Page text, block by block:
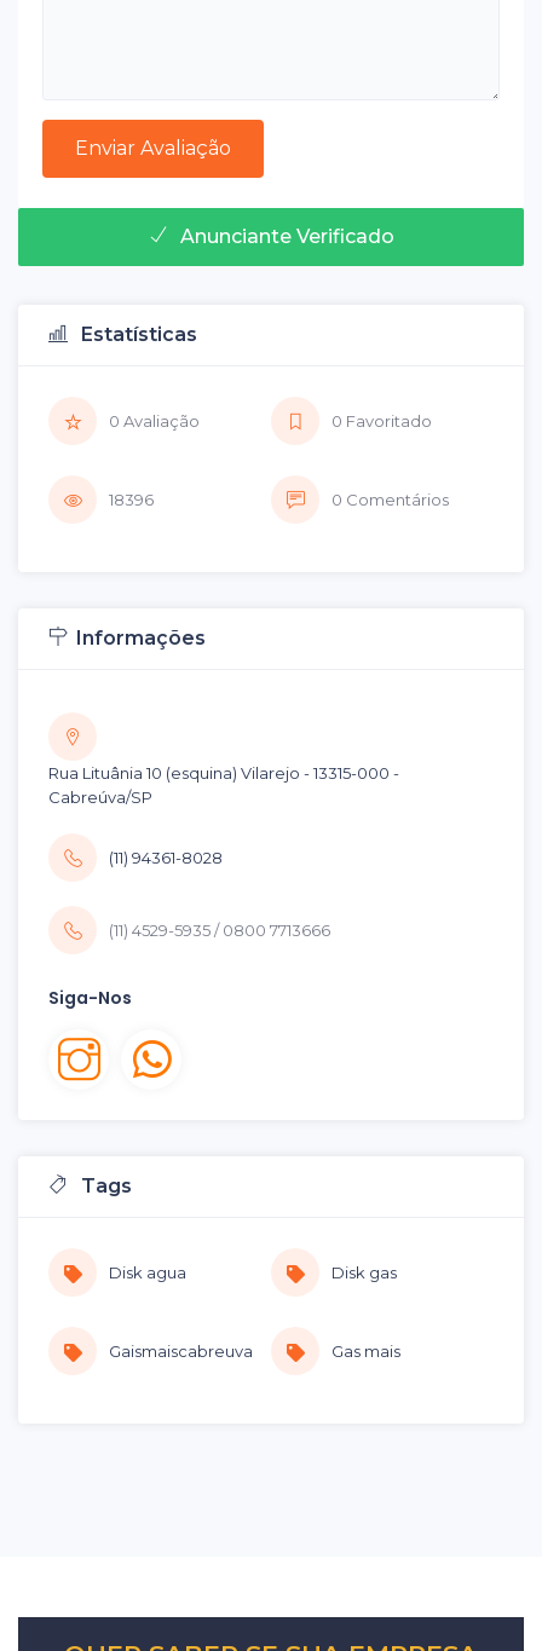
Anunciante Verificado
Estatísticas
0 Avaliação 0 Favoritado
18396 0 Comentários
Informações
Rua Lituânia 10 (esquina) Vilarejo - 13315-000 -
Cabreúva/SP
(11) 94361-8028
(11) 4529-5935 / 0800 7713666
Siga-Nos
Tags
Disk agua Disk gas
Gaismaiscabreuva Gas mais